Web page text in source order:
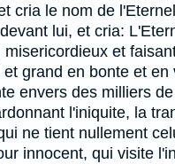
cria le nom de
lui, et cria:
misericordieux et
et grand en bonte et en
envers des milliers de
l'iniquite, la
ne tient nullement
innocent, qui visite